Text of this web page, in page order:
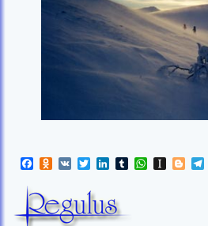
Facebook
Odnoklassniki
VK TwitterLinkedIn
TumblrWhatsApp